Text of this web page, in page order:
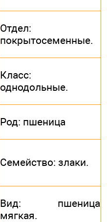
Отдел:
покрытосеменные.
Класс:
однодольные.
Род: пшеница
Семейство: злаки.
Вид: пшеница
мягкая.